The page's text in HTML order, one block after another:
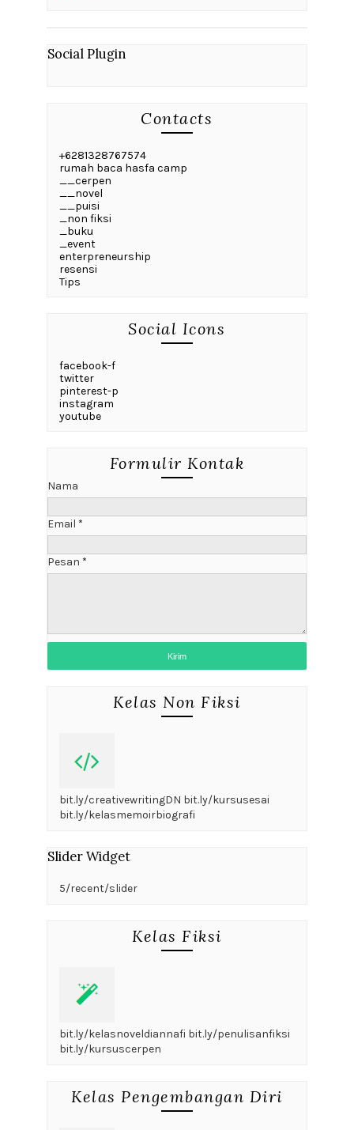
Social Plugin
Contacts
+6281328767574
rumah baca hasfa camp
__cerpen
__novel
__puisi
_non fiksi
_buku
_event
enterpreneurship
resensi
Tips
Social Icons
facebook-f
twitter
pinterest-p
instagram
youtube
Formulir Kontak
Nama
Email *
Pesan *
Kelas Non Fiksi
bit.ly/creativewritingDN bit.ly/kursusesai
bit.ly/kelasmemoirbiografi
Slider Widget
5/recent/slider
Kelas Fiksi
bit.ly/kelasnoveldiannafi bit.ly/penulisanfiksi
bit.ly/kursuscerpen
Kelas Pengembangan Diri